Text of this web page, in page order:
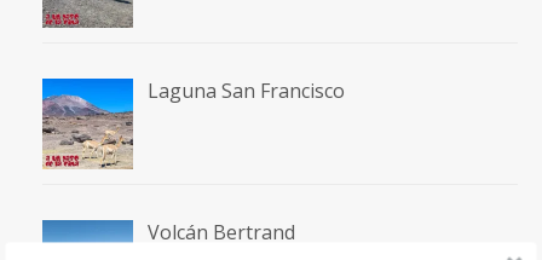
Laguna San Francisco
Volcán Bertrand